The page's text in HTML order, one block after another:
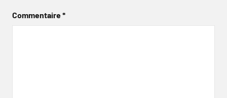
Commentaire*